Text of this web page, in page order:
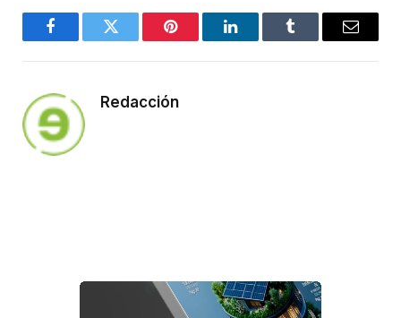
FacebookTwitter Pinterest LinkedInTumblr Email
Redacción